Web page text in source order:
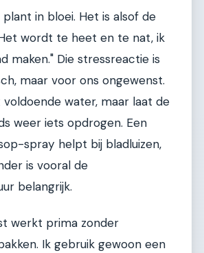
in bloei. Het is alsof de
wordt te heet en te nat, ik
maken." Die stressreactie is
maar voor ons ongewenst.
water, maar laat de
weer iets opdrogen. Een
spray helpt bij bladluizen,
is vooral de
belangrijk.
werkt prima zonder
Ik gebruik gewoon een